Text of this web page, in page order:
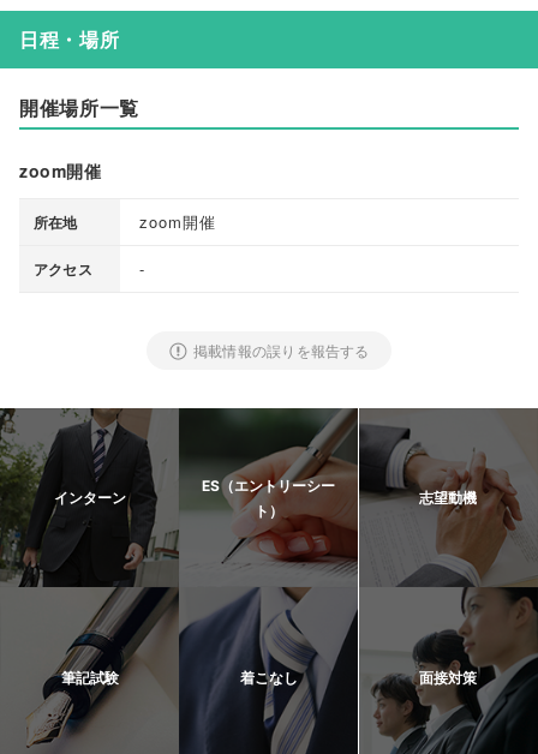
日程・場所
開催場所一覧
zoom開催
所在地 zoom開催
アクセス -
掲載情報の誤りを報告する
インターン
ES（エントリーシー
ト）
志望動機
筆記試験 着こなし 面接対策